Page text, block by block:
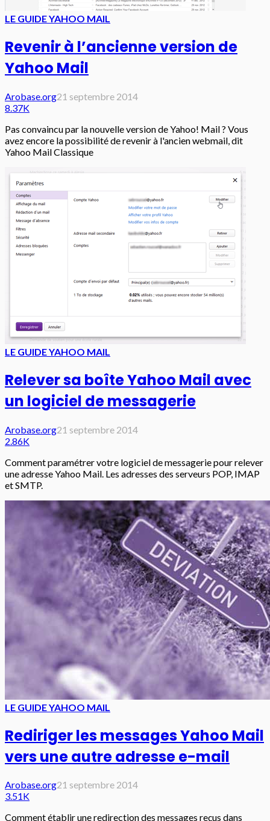
LE GUIDE YAHOO MAIL
Revenir à l’ancienne version de
Yahoo Mail
Arobase.org21 septembre 2014
8.37K
Pas convaincu par la nouvelle version de Yahoo! Mail ? Vous
avez encore la possibilité de revenir à l'ancien webmail, dit
Yahoo Mail Classique
LE GUIDE YAHOO MAIL
Relever sa boîte Yahoo Mail avec
un logiciel de messagerie
Arobase.org21 septembre 2014
2.86K
Comment paramétrer votre logiciel de messagerie pour relever
une adresse Yahoo Mail. Les adresses des serveurs POP, IMAP
et SMTP.
LE GUIDE YAHOO MAIL
Rediriger les messages Yahoo Mail
vers une autre adresse e-mail
Arobase.org21 septembre 2014
3.51K
Comment établir une redirection des messages reçus dans